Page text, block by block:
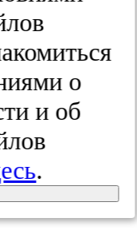
медицины Lunds
медицины, Глава
дель-Тронто
о
и об
.